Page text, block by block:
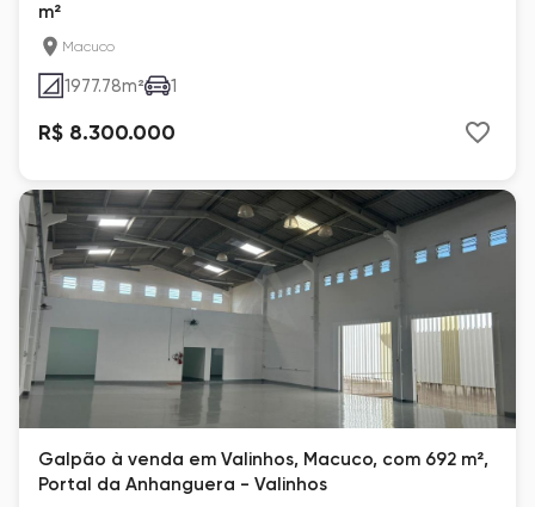
m²
Macuco
1977.78m² 1
R$ 8.300.000
Galpão à venda em Valinhos, Macuco, com 692 m²,
Portal da Anhanguera - Valinhos